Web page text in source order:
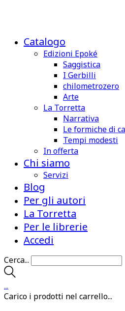
Catalogo
Edizioni Epoké
Saggistica
I Gerbilli
chilometrozero
Arte
La Torretta
Narrativa
Le formiche di
Tempi modesti
In offerta
Chi siamo
Servizi
Blog
Per gli autori
La Torretta
Per le librerie
Accedi
Cerca...
…
Carico i prodotti nel carrello...